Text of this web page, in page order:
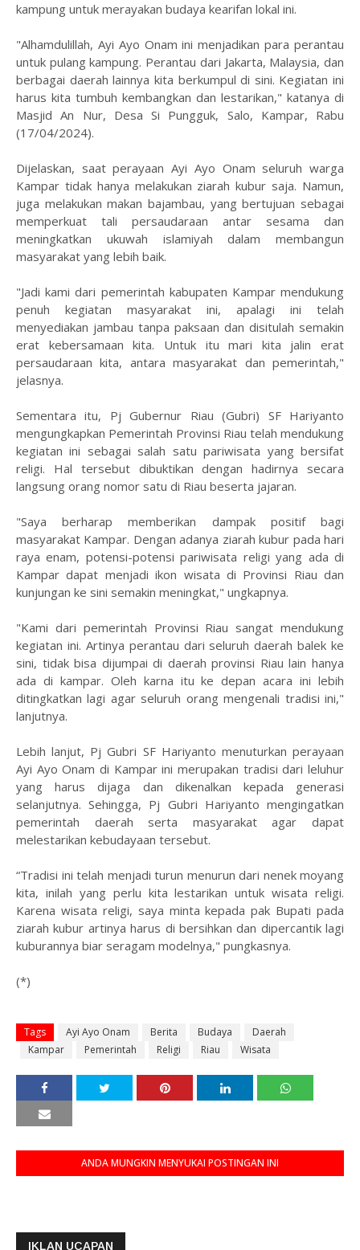
kampung untuk merayakan budaya kearifan lokal ini.
"Alhamdulillah, Ayi Ayo Onam ini menjadikan para perantau
untuk pulang kampung. Perantau dari Jakarta, Malaysia, dan
berbagai daerah lainnya kita berkumpul di sini. Kegiatan ini
harus kita tumbuh kembangkan dan lestarikan," katanya di
Masjid An Nur, Desa Si Pungguk, Salo, Kampar, Rabu
(17/04/2024).
Dijelaskan, saat perayaan Ayi Ayo Onam seluruh warga
Kampar tidak hanya melakukan ziarah kubur saja. Namun,
juga melakukan makan bajambau, yang bertujuan sebagai
memperkuat tali persaudaraan antar sesama dan
meningkatkan ukuwah islamiyah dalam membangun
masyarakat yang lebih baik.
"Jadi kami dari pemerintah kabupaten Kampar mendukung
penuh kegiatan masyarakat ini, apalagi ini telah
menyediakan jambau tanpa paksaan dan disitulah semakin
erat kebersamaan kita. Untuk itu mari kita jalin erat
persaudaraan kita, antara masyarakat dan pemerintah,"
jelasnya.
Sementara itu, Pj Gubernur Riau (Gubri) SF Hariyanto
mengungkapkan Pemerintah Provinsi Riau telah mendukung
kegiatan ini sebagai salah satu pariwisata yang bersifat
religi. Hal tersebut dibuktikan dengan hadirnya secara
langsung orang nomor satu di Riau beserta jajaran.
"Saya berharap memberikan dampak positif bagi
masyarakat Kampar. Dengan adanya ziarah kubur pada hari
raya enam, potensi-potensi pariwisata religi yang ada di
Kampar dapat menjadi ikon wisata di Provinsi Riau dan
kunjungan ke sini semakin meningkat," ungkapnya.
"Kami dari pemerintah Provinsi Riau sangat mendukung
kegiatan ini. Artinya perantau dari seluruh daerah balek ke
sini, tidak bisa dijumpai di daerah provinsi Riau lain hanya
ada di kampar. Oleh karna itu ke depan acara ini lebih
ditingkatkan lagi agar seluruh orang mengenali tradisi ini,"
lanjutnya.
Lebih lanjut, Pj Gubri SF Hariyanto menuturkan perayaan
Ayi Ayo Onam di Kampar ini merupakan tradisi dari leluhur
yang harus dijaga dan dikenalkan kepada generasi
selanjutnya. Sehingga, Pj Gubri Hariyanto mengingatkan
pemerintah daerah serta masyarakat agar dapat
melestarikan kebudayaan tersebut.
“Tradisi ini telah menjadi turun menurun dari nenek moyang
kita, inilah yang perlu kita lestarikan untuk wisata religi.
Karena wisata religi, saya minta kepada pak Bupati pada
ziarah kubur artinya harus di bersihkan dan dipercantik lagi
kuburannya biar seragam modelnya," pungkasnya.
(*)
Tags Ayi Ayo Onam Berita Budaya
Daerah
Kampar
Pemerintah Religi Riau Wisata
ANDA MUNGKIN MENYUKAI POSTINGAN INI
IKLAN UCAPAN